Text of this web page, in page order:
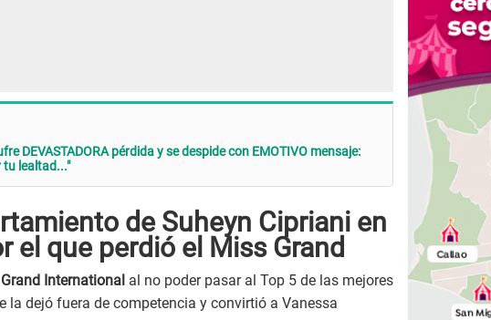
DEVASTADORA pérdida y se despide con EMOTIVO mensaje:
tu lealtad..."
de Suheyn Cipriani en
el que perdió el Miss Grand
International al no poder pasar al Top 5 de las mejores
la dejó fuera de competencia y convirtió a Vanessa